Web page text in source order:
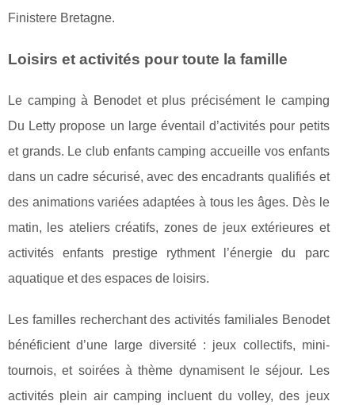
Finistere Bretagne.
Loisirs et activités pour toute la famille
Le camping à Benodet et plus précisément le camping
Du Letty propose un large éventail d’activités pour petits
et grands. Le club enfants camping accueille vos enfants
dans un cadre sécurisé, avec des encadrants qualifiés et
des animations variées adaptées à tous les âges. Dès le
matin, les ateliers créatifs, zones de jeux extérieures et
activités enfants prestige rythment l’énergie du parc
aquatique et des espaces de loisirs.
Les familles recherchant des activités familiales Benodet
bénéficient d’une large diversité : jeux collectifs, mini-
tournois, et soirées à thème dynamisent le séjour. Les
activités plein air camping incluent du volley, des jeux